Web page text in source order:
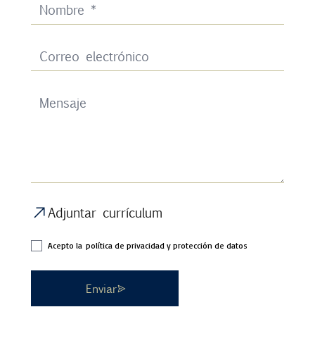
Adjuntar currículum
Acepto la política de privacidad y protección de datos
Enviar